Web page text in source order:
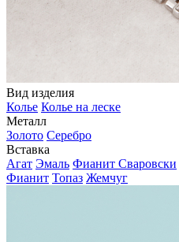
Вид изделия
Колье Колье на леске
Металл
Золото Серебро
Вставка
Агат Эмаль Фианит Сваровски
Фианит Топаз Жемчуг